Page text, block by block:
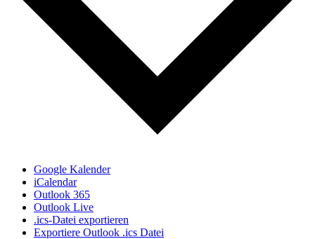
Google Kalender
iCalendar
Outlook 365
Outlook Live
.ics-Datei exportieren
Exportiere Outlook .ics Datei